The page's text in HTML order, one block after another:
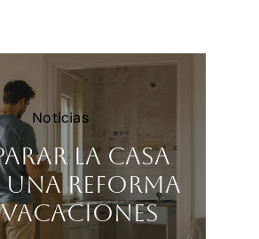
más
fresca
Noticias
la casa
una reforma